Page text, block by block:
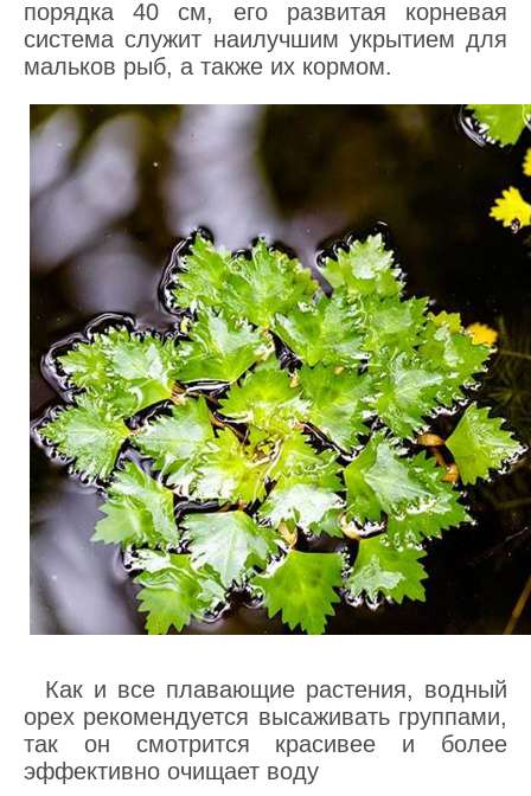
порядка 40 см, его развитая корневая
система служит наилучшим укрытием для
мальков рыб, а также их кормом.
Как и все плавающие растения, водный
орех рекомендуется высаживать группами,
так он смотрится красивее и более
эффективно очищает воду